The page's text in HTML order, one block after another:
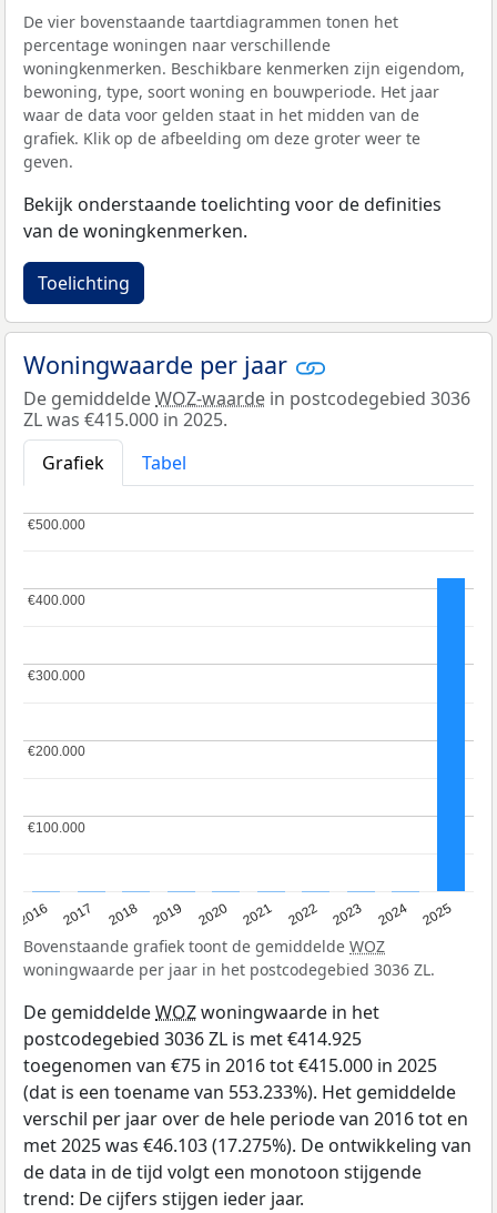
De vier bovenstaande taartdiagrammen tonen het
percentage woningen naar verschillende
woningkenmerken. Beschikbare kenmerken zijn eigendom,
bewoning, type, soort woning en bouwperiode. Het jaar
waar de data voor gelden staat in het midden van de
grafiek. Klik op de afbeelding om deze groter weer te
geven.
Bekijk onderstaande toelichting voor de definities
van de woningkenmerken.
Toelichting
Woningwaarde per jaar
De gemiddeldeWOZ-waarde in postcodegebied 3036
ZL was €415.000 in 2025.
Grafiek
Tabel
2016 2017 2018 2019 2020 2021 2022 2023 2024 2025
€100.000
€100.000
€200.000
€200.000
€300.000
€300.000
€400.000
€400.000
€500.000
€500.000
Bovenstaande grafiek toont de gemiddelde WOZ
woningwaarde per jaar in het postcodegebied 3036 ZL.
De gemiddeldeWOZwoningwaarde in het
postcodegebied 3036 ZL is met €414.925
toegenomen van €75 in 2016 tot €415.000 in 2025
(dat is een toename van 553.233%). Het gemiddelde
verschil per jaar over de hele periode van 2016 tot en
met 2025 was €46.103 (17.275%). De ontwikkeling van
de data in de tijd volgt een monotoon stijgende
trend: De cijfers stijgen ieder jaar.